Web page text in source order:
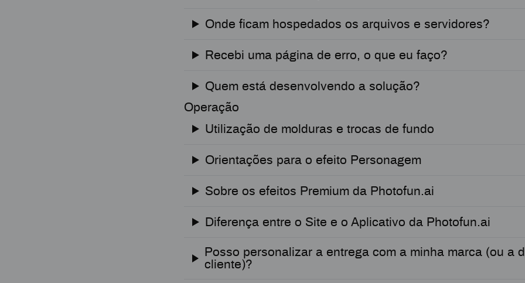
Onde ficam hospedados os arquivos e servidores?
Recebi uma página de erro, o que eu faço?
Quem está desenvolvendo a solução?
Operação
Utilização de molduras e trocas de fundo
Orientações para o efeito Personagem
Sobre os efeitos Premium da Photofun.ai
Diferença entre o Site e o Aplicativo da Photofun.ai
Posso personalizar a entrega com a minha marca (ou a
cliente)?